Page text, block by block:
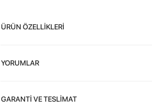
ÜRÜN ÖZELLİKLERİ
YORUMLAR
GARANTİ VE TESLİMAT